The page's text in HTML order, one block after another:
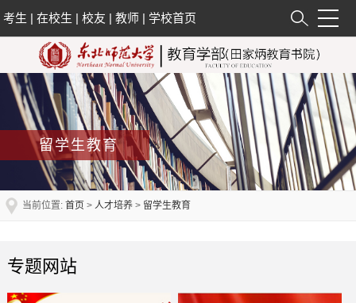
考生 |在校生 |校友 |教师 | 学校首页
留学生教育
当前位置: 首页 > 人才培养 > 留学生教育
专题网站